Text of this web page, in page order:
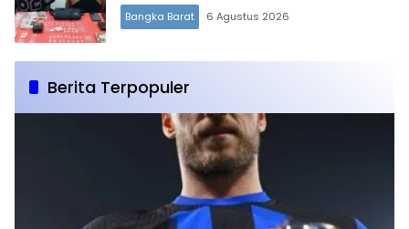
Bangka Barat 6 Agustus 2026
Berita Terpopuler